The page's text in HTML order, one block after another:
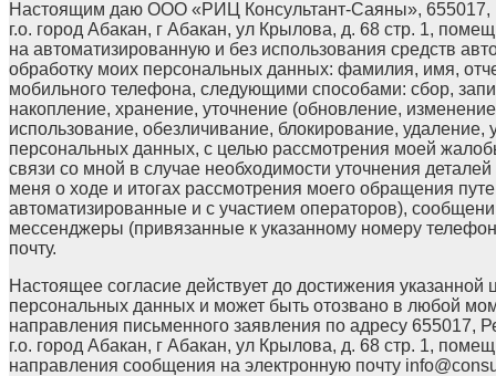
Настоящим даю ООО «РИЦ Консультант-Саяны», 655017,
г.о. город Абакан, г Абакан, ул Крылова, д. 68 стр. 1,
на автоматизированную и без использования средств
обработку моих персональных данных: фамилия, имя,
мобильного телефона, следующими способами: сбор,
накопление, хранение, уточнение (обновление,
использование, обезличивание, блокирование, удаление,
персональных данных, с целью рассмотрения моей
связи со мной в случае необходимости уточнения
меня о ходе и итогах рассмотрения моего обращения
автоматизированные и с участием операторов),
мессенджеры (привязанные к указанному номеру
почту.
Настоящее согласие действует до достижения указанной
персональных данных и может быть отозвано в любой
направления письменного заявления по адресу 655017,
г.о. город Абакан, г Абакан, ул Крылова, д. 68 стр. 1,
направления сообщения на электронную почту